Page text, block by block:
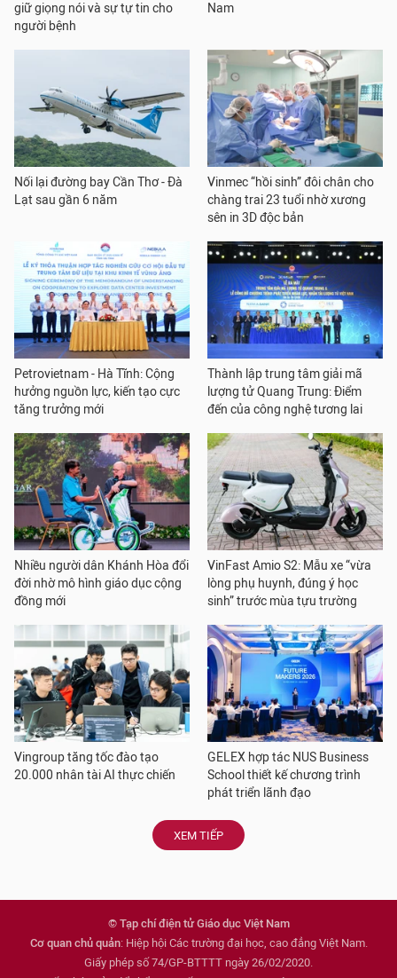
giữ giọng nói và sự tự tin cho
người bệnh
Nam
Nối lại đường bay Cần Thơ - Đà
Lạt sau gần 6 năm
Vinmec “hồi sinh” đôi chân cho
chàng trai 23 tuổi nhờ xương
sên in 3D độc bản
Petrovietnam - Hà Tĩnh: Cộng
hưởng nguồn lực, kiến tạo cực
tăng trưởng mới
Thành lập trung tâm giải mã
lượng tử Quang Trung: Điểm
đến của công nghệ tương lai
Nhiều người dân Khánh Hòa đổi
đời nhờ mô hình giáo dục cộng
đồng mới
VinFast Amio S2: Mẫu xe “vừa
lòng phụ huynh, đúng ý học
sinh” trước mùa tựu trường
Vingroup tăng tốc đào tạo
20.000 nhân tài AI thực chiến
GELEX hợp tác NUS Business
School thiết kế chương trình
phát triển lãnh đạo
XEM TIẾP
© Tạp chí điện tử Giáo dục Việt Nam
Cơ quan chủ quản: Hiệp hội Các trường đại học, cao đẳng Việt Nam.
Giấy phép số 74/GP-BTTTT ngày 26/02/2020.